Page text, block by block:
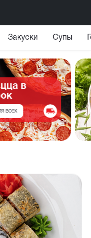
Закуски Супы
в
всех